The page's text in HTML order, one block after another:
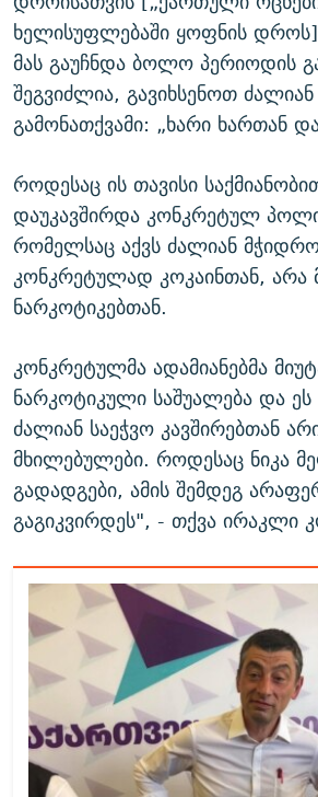
ხელისუფლებაში ყოფნის
მას გაუჩნდა ბოლო პერიოდის
შეგვიძლია, გავიხსენოთ
გამონათქვამი: „ხარი ხართან
როდესაც ის თავისი
დაუკავშირდა კონკრეტულ
რომელსაც აქვს ძალიან მჭიდრო
კონკრეტულად კოკაინთან, არა
ნარკოტიკებთან.
კონკრეტულმა ადამიანებმა
ნარკოტიკული საშუალება და ეს
ძალიან საეჭვო კავშირებთან
მხილებულები. როდესაც ნიკა
გადადგები, ამის შემდეგ
გაგიკვირდეს", - თქვა ირაკლი